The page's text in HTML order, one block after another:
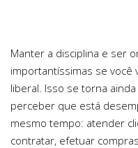
Manter a disciplina e ser
importantíssimas se
liberal. Isso se torna
perceber que está
mesmo tempo: atender
contratar, efetuar